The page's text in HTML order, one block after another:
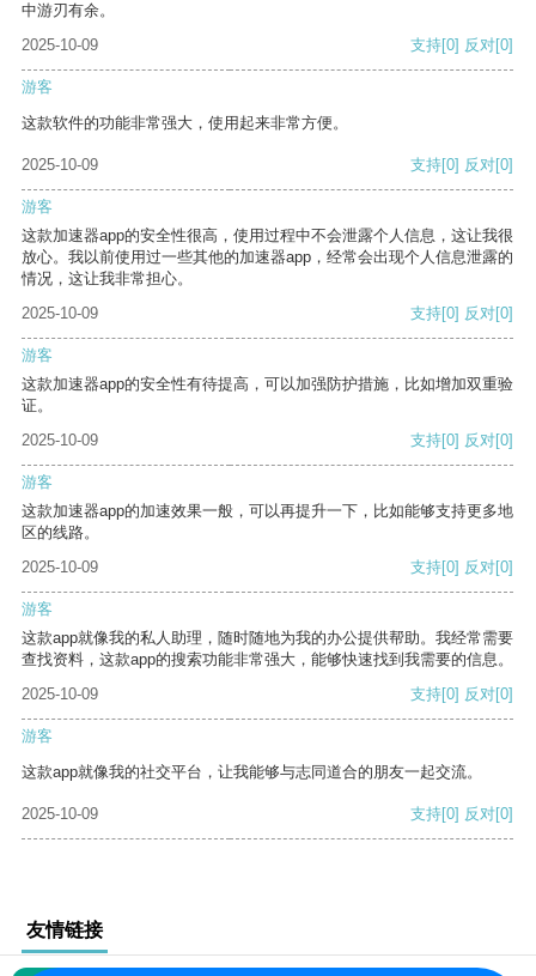
中游刃有余。
2025-10-09
支持[0] 反对[0]
游客
这款软件的功能非常强大，使用起来非常方便。
2025-10-09 支持[0] 反对[0]
游客
这款加速器app的安全性很高，使用过程中不会泄露个人信息，这让我很
放心。我以前使用过一些其他的加速器app，经常会出现个人信息泄露的
情况，这让我非常担心。
2025-10-09
支持[0] 反对[0]
游客
这款加速器app的安全性有待提高，可以加强防护措施，比如增加双重验
证。
2025-10-09
支持[0] 反对[0]
游客
这款加速器app的加速效果一般，可以再提升一下，比如能够支持更多地
区的线路。
2025-10-09
支持[0] 反对[0]
游客
这款app就像我的私人助理，随时随地为我的办公提供帮助。我经常需要
查找资料，这款app的搜索功能非常强大，能够快速找到我需要的信息。
2025-10-09
支持[0] 反对[0]
游客
这款app就像我的社交平台，让我能够与志同道合的朋友一起交流。
2025-10-09 支持[0] 反对[0]
友情链接